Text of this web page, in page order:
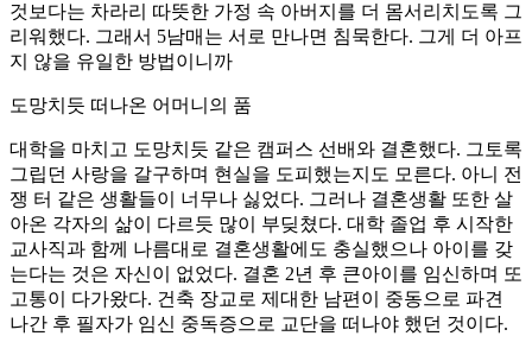
것보다는 차라리 따뜻한 가정 속 아버지를 더 몸서리치도록 그
리워했다. 그래서 5남매는 서로 만나면 침묵한다. 그게 더 아프
지 않을 유일한 방법이니까
도망치듯 떠나온 어머니의 품
대학을 마치고 도망치듯 같은 캠퍼스 선배와 결혼했다. 그토록
그립던 사랑을 갈구하며 현실을 도피했는지도 모른다. 아니 전
쟁 터 같은 생활들이 너무나 싫었다. 그러나 결혼생활 또한 살
아온 각자의 삶이 다르듯 많이 부딪쳤다. 대학 졸업 후 시작한
교사직과 함께 나름대로 결혼생활에도 충실했으나 아이를 갖
는다는 것은 자신이 없었다. 결혼 2년 후 큰아이를 임신하며 또
고통이 다가왔다. 건축 장교로 제대한 남편이 중동으로 파견
나간 후 필자가 임신 중독증으로 교단을 떠나야 했던 것이다.